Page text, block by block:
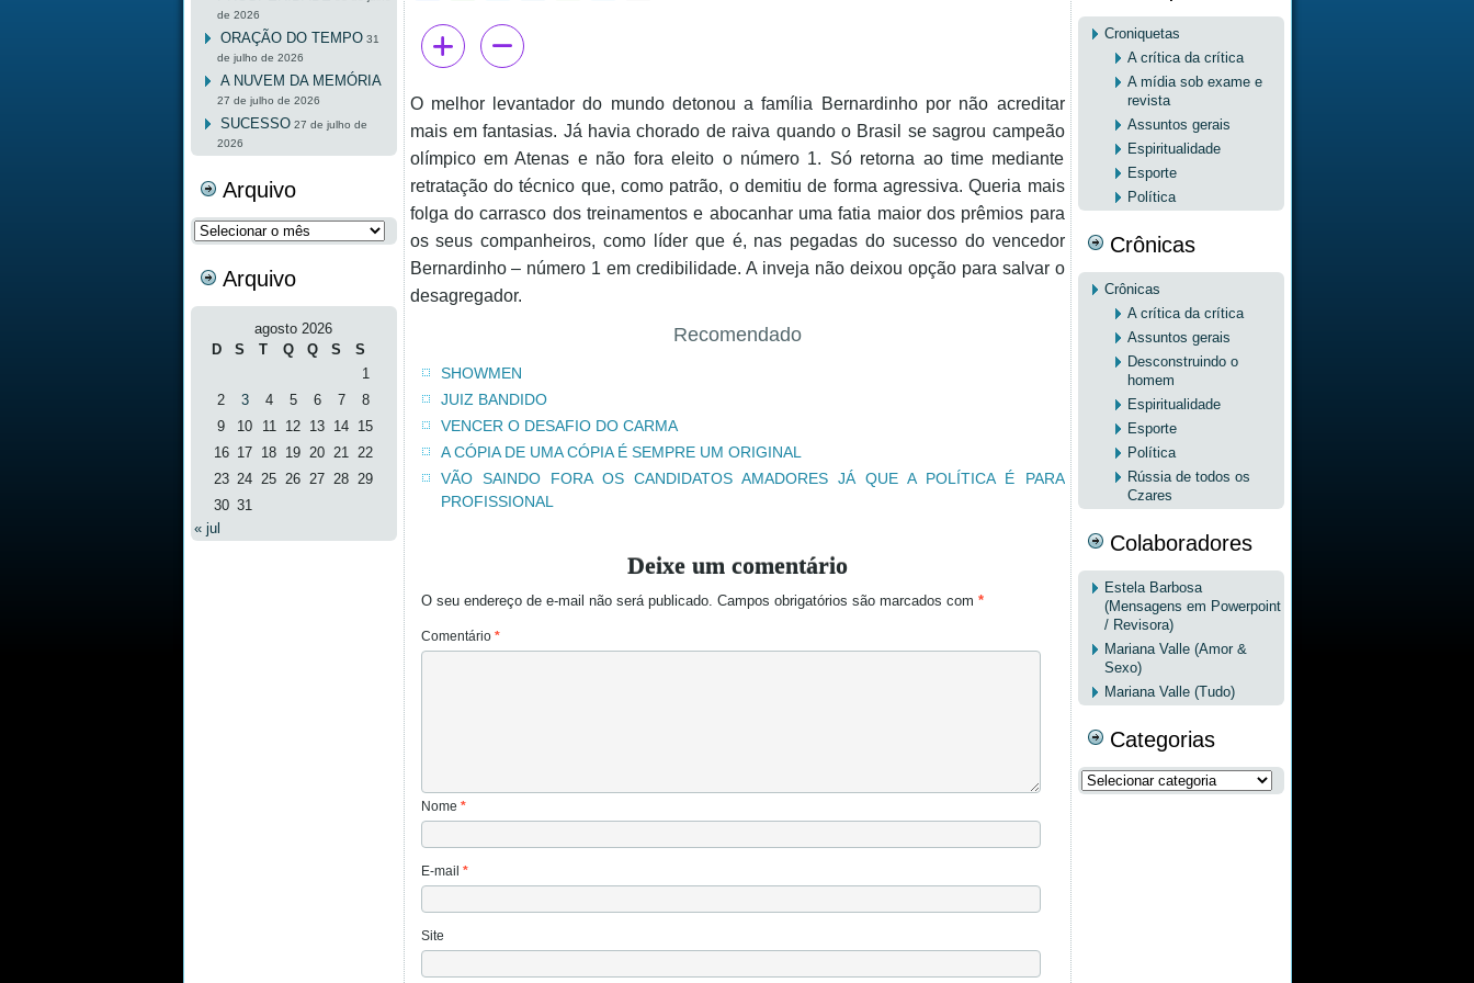
de 2026
ORAÇÃO DO TEMPO 31
de julho de 2026
A NUVEM DA MEMÓRIA
27 de julho de 2026
SUCESSO 27 de julho de
2026
Arquivo
Arquivo
Arquivo
agosto 2026
D
S T Q Q S
S
1
2
3 4 5 6 7
8
9
10 11 12 13 14 15
16 17 18 19 20 21 22
23 24 25 26 27 28 29
30 31
« jul
O melhor levantador do mundo detonou a família Bernardinho por não acreditar
mais em fantasias. Já havia chorado de raiva quando o Brasil se sagrou campeão
olímpico em Atenas e não fora eleito o número 1. Só retorna ao time mediante
retratação do técnico que, como patrão, o demitiu de forma agressiva. Queria mais
folga do carrasco dos treinamentos e abocanhar uma fatia maior dos prêmios para
os seus companheiros, como líder que é, nas pegadas do sucesso do vencedor
Bernardinho – número 1 em credibilidade. A inveja não deixou opção para salvar o
desagregador.
Recomendado
SHOWMEN
JUIZ BANDIDO
VENCER O DESAFIO DO CARMA
A CÓPIA DE UMA CÓPIA É SEMPRE UM ORIGINAL
VÃO SAINDO FORA OS CANDIDATOS AMADORES JÁ QUE A POLÍTICA É PARA
PROFISSIONAL
Deixe um comentário
O seu endereço de e-mail não será publicado. Campos obrigatórios são marcados com *
Comentário *
Nome *
E-mail *
Site
Croniquetas
A crítica da crítica
A mídia sob exame e
revista
Assuntos gerais
Espiritualidade
Esporte
Política
Crônicas
Crônicas
A crítica da crítica
Assuntos gerais
Desconstruindo o
homem
Espiritualidade
Esporte
Política
Rússia de todos os
Czares
Colaboradores
Estela Barbosa
(Mensagens em Powerpoint
/ Revisora)
Mariana Valle (Amor &
Sexo)
Mariana Valle (Tudo)
Categorias
Categorias